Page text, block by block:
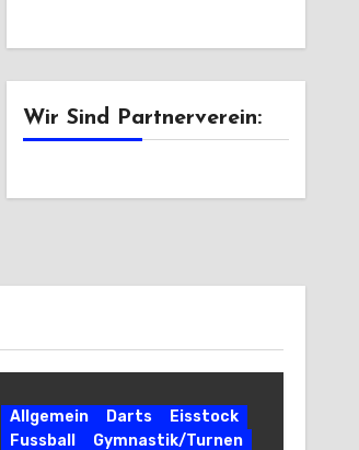
Wir Sind Partnerverein:
Allgemein Darts
Eisstock
Fussball
Gymnastik/Turnen